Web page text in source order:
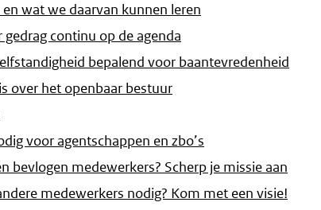
wat we daarvan kunnen leren
continu op de agenda
bepalend voor baantevredenheid
over het openbaar bestuur
voor agentschappen en zbo’s
bevlogen medewerkers? Scherp je missie aan
medewerkers nodig? Kom met een visie!